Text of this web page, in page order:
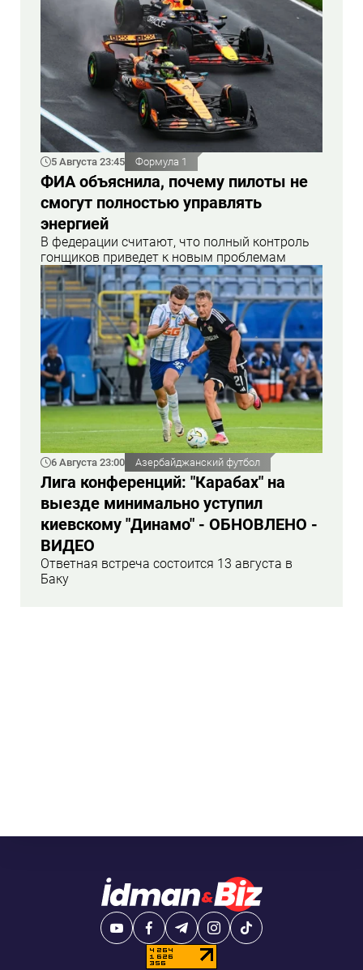
5 Августа 23:45 Формула 1
ФИА объяснила, почему пилоты не
смогут полностью управлять
энергией
В федерации считают, что полный контроль
гонщиков приведет к новым проблемам
6 Августа 23:00 Азербайджанский футбол
Лига конференций: "Карабах" на
выезде минимально уступил
киевскому "Динамо" - ОБНОВЛЕНО -
ВИДЕО
Ответная встреча состоится 13 августа в
Баку